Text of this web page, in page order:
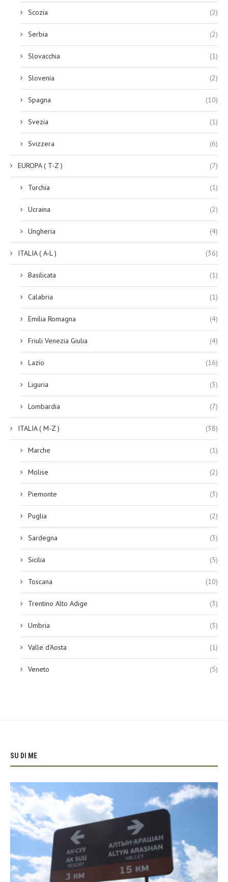
Scozia (2)
Serbia (2)
Slovacchia (1)
Slovenia (2)
Spagna (10)
Svezia (1)
Svizzera (6)
EUROPA ( T-Z ) (7)
Turchia (1)
Ucraina (2)
Ungheria (4)
ITALIA ( A-L ) (36)
Basilicata (1)
Calabria (1)
Emilia Romagna (4)
Friuli Venezia Giulia (4)
Lazio (16)
Liguria (3)
Lombardia (7)
ITALIA ( M-Z ) (38)
Marche (1)
Molise (2)
Piemonte (3)
Puglia (2)
Sardegna (3)
Sicilia (5)
Toscana (10)
Trentino Alto Adige (3)
Umbria (3)
Valle d'Aosta (1)
Veneto (5)
SU DI ME